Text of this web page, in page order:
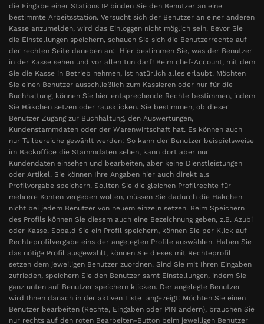
die Eingabe einer Stations IP binden Sie den Benutzer an eine
bestimmte Arbeitsstation. Versucht sich der Benutzer an einer anderen
Kasse anzumelden, wird das Einloggen nicht möglich sein. Bevor Sie
die Einstellungen speichern, schauen Sie sich die Benutzerrechte auf
der rechten Seite daneben an: Hier bestimmen Sie, was der Benutzer
in der Kasse sehen und vor allen tun darf! Beim chef-Account, mit dem
Sie die Kasse in Betrieb nehmen, ist natürlich alles erlaubt. Möchten
Sie einen Benutzer ausschließlich zum Kassieren oder nur für die
Buchhaltung, können Sie hier entsprechende Rechte bestimmen, indem
Sie Häkchen setzen oder rausklicken. Sie bestimmen, ob dieser
Benutzer Zugang zur Buchhaltung, den Auswertungen,
Kundenstammdaten oder der Warenwirtschaft hat. Es können auch
nur Teilbereiche gewählt werden: So kann der Benutzer beispielsweise
im Backoffice die Stammdaten sehen, kann dort aber nur
Kundendaten einsehen und bearbeiten, aber keine Dienstleistungen
oder Artikel. Sie können Ihre Angaben hier auch direkt als
Profilvorgabe speichern. Sollten Sie die gleichen Profilrechte für
mehrere Konten vergeben wollen, müssen Sie dadurch die Häkchen
nicht bei jedem Benutzer von neuem einzeln setzen. Beim Speichern
des Profils können Sie diesem auch eine Bezeichnung geben, z.B. Azubi
oder Kasse. Sobald Sie ein Profil speichern, können Sie per Klick auf
Rechteprofilvergabe eins der angelegten Profile auswählen. Haben Sie
das nötige Profil ausgewählt, können Sie dieses mit Rechteprofil
setzen dem jeweiligen Benutzer zuordnen. Sind Sie mit Ihren Eingaben
zufrieden, speichern Sie den Benutzer samt Einstellungen, indem Sie
ganz unten auf Benutzer speichern klicken. Der angelegte Benutzer
wird Ihnen danach in der aktiven Liste angezeigt: Möchten Sie einen
Benutzer bearbeiten (Rechte, Eingaben oder PIN ändern), brauchen Sie
nur rechts auf den roten Bearbeiten-Button beim jeweiligen Benutzer